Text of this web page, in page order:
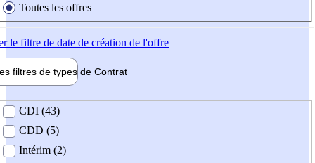
Toutes les offres
le filtre de date de création de l'offre
filtres de types de Contrat
contrat
CDI (43)
CDD (5)
Intérim (2)